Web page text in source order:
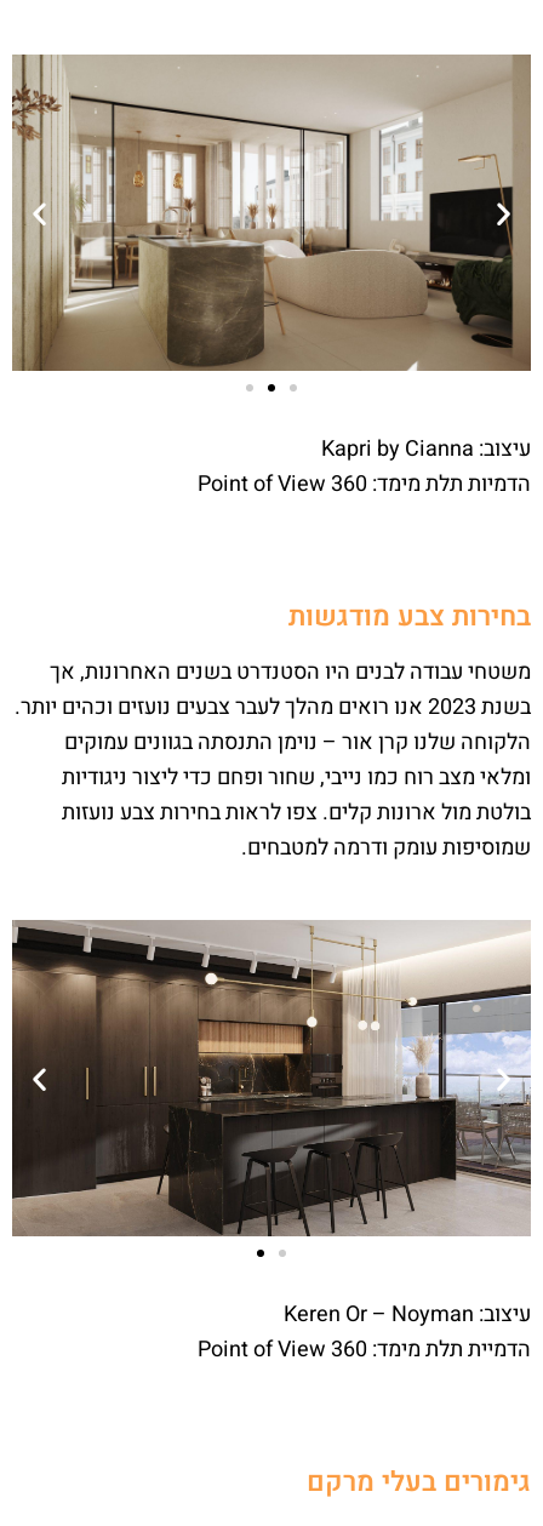
עיצוב: Kapri by Cianna
הדמיות תלת מימד: Point of View 360
בחירות צבע מודגשות
משטחי עבודה לבנים היו הסטנדרט בשנים האחרונות, אך
בשנת 2023 אנו רואים מהלך לעבר צבעים נועזים וכהים יותר.
הלקוחה שלנו קרן אור – נוימן התנסתה בגוונים עמוקים
ומלאי מצב רוח כמו נייבי, שחור ופחם כדי ליצור ניגודיות
בולטת מול ארונות קלים. צפו לראות בחירות צבע נועזות
שמוסיפות עומק ודרמה למטבחים.
עיצוב: Keren Or – Noyman
הדמיית תלת מימד: Point of View 360
גימורים בעלי מרקם